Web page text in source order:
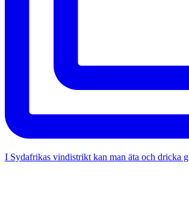
I Sydafrikas vindistrikt kan man äta och dricka g